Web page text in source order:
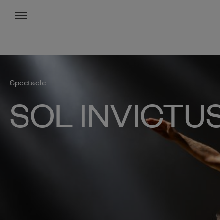
Menu
Spectacle
SOL